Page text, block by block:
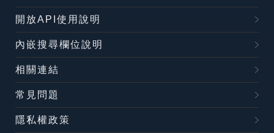
開放API使用說明
內嵌搜尋欄位說明
相關連結
常見問題
隱私權政策